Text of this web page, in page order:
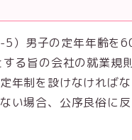
5）男子の定年年齢を
る旨の会社の就業規
年制を設けなければ
い場合、公序良俗に